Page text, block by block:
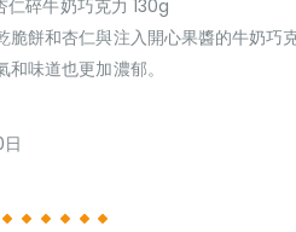
仁碎牛奶巧克力 130g
餅和杏仁與注入開心果醬的牛奶巧
味道也更加濃郁。